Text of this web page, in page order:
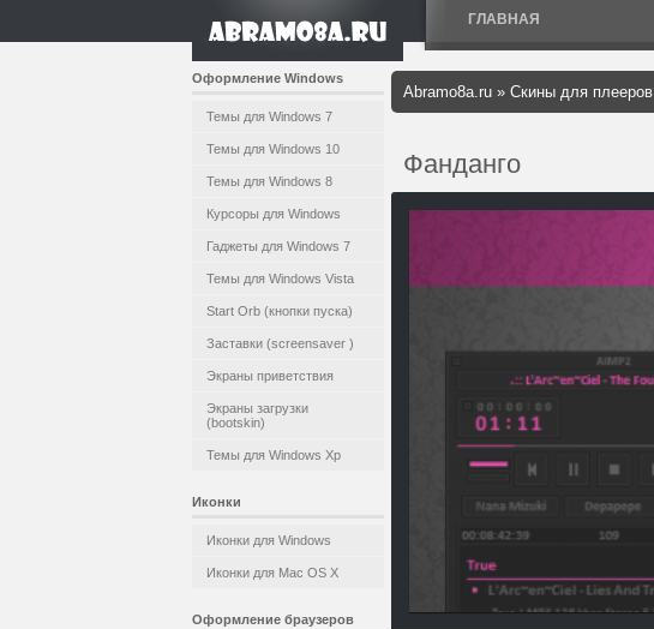
ГЛАВНАЯ
Оформление Windows
Темы для Windows 7
Темы для Windows 10
Темы для Windows 8
Курсоры для Windows
Гаджеты для Windows 7
Темы для Windows Vista
Start Orb (кнопки пуска)
Заставки (screensaver )
Экраны приветствия
Экраны загрузки
(bootskin)
Темы для Windows Xp
Иконки
Иконки для Windows
Иконки для Mac OS X
Оформление браузеров
Abramo8a.ru » Скины для плееров
Фанданго